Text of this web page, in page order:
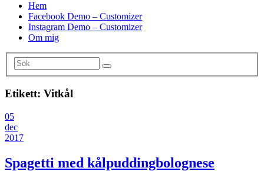
Hem
Facebook Demo – Customizer
Instagram Demo – Customizer
Om mig
Etikett: Vitkål
05
dec
2017
Spagetti med kålpuddingbolognese